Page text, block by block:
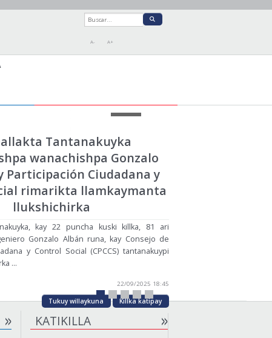
A- A+
Tantanakuyka
wanachishpa Gonzalo
Participación Ciudadana y
rimarikta llamkaymanta
llukshichirka
kay 22 puncha kuski killka, 81 ari
Gonzalo Albán runa, kay Consejo de
y Control Social (CPCCS) tantanakuypi
...
22/09/2025 18:45
Tukuy willaykuna Killka katipay
KATIKILLA